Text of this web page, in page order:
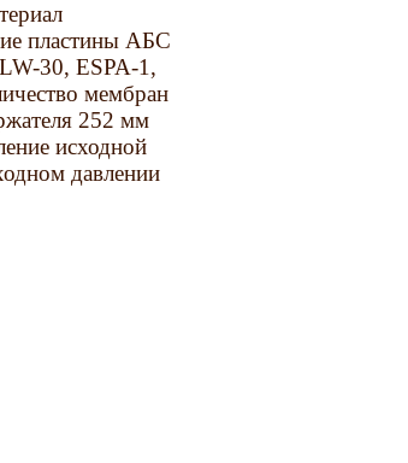
пластины АБС
30, ESPA-1,
мембран
252 мм
исходной
давлении